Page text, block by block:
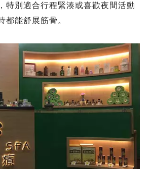
特別適合行程緊湊或喜歡夜間活動
都能舒展筋骨。